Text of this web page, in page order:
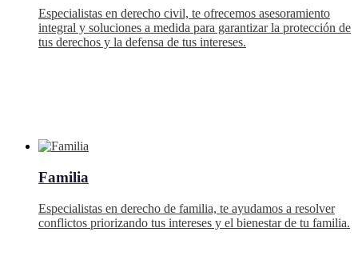
Especialistas en derecho civil, te ofrecemos asesoramiento
integral y soluciones a medida para garantizar la protección de
tus derechos y la defensa de tus intereses.
Familia
Especialistas en derecho de familia, te ayudamos a resolver
conflictos priorizando tus intereses y el bienestar de tu familia.